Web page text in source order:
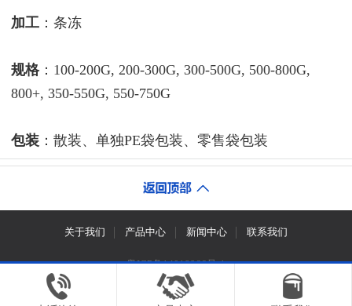
加工 ：条冻
规格：100-200G, 200-300G, 300-500G, 500-800G,
800+, 350-550G, 550-750G
包装 ：散装、单独PE袋包装、零售袋包装
关于我们 产品中心 新闻中心 联系我们
粤ICP备14018966号-1
Copyright © 茂名鸿业水产有限公司